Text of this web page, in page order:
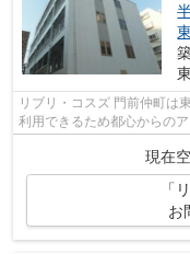
リブリ・コスズ 門前仲町は東京メトロ地下鉄東西線・都営大江戸線の2路線
利用できるため都心からのアクセス良好。 大型マン
すが、大通り以外は古びた
現在
「
お